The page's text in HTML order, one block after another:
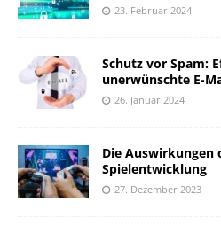
23. Februar 2024
Schutz vor Spam:
unerwünschte E-
26. Januar 2024
Die Auswirkungen
Spielentwicklung
27. Dezember 2023